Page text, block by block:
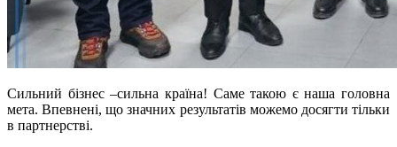
Сильний бізнес –сильна країна! Саме такою є наша головна
мета. Впевнені, що значних результатів можемо досягти тільки
в партнерстві.